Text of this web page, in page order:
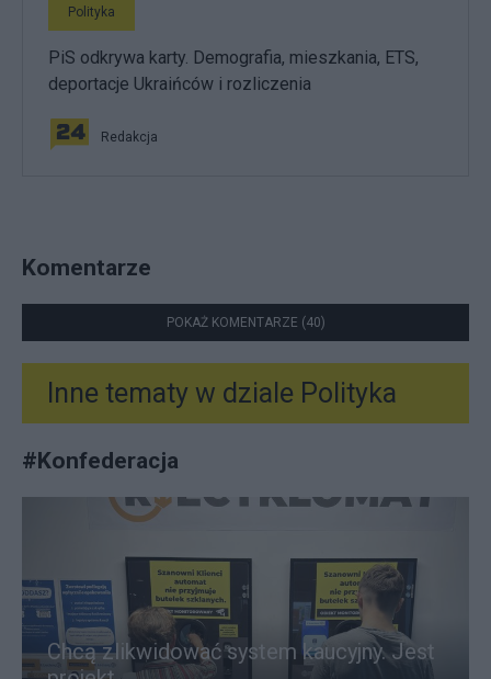
Polityka
PiS odkrywa karty. Demografia, mieszkania, ETS,
deportacje Ukraińców i rozliczenia
Redakcja
Komentarze
POKAŻ KOMENTARZE (40)
Inne tematy w dziale Polityka
#Konfederacja
Chcą zlikwidować system kaucyjny. Jest